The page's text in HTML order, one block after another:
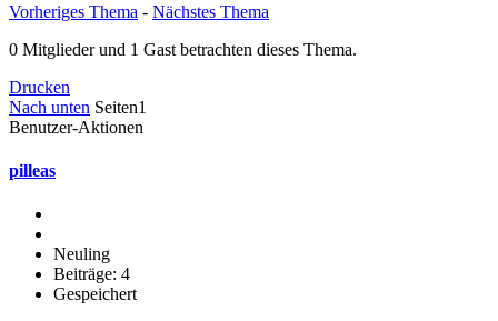
Vorheriges Thema - Nächstes Thema
0 Mitglieder und 1 Gast betrachten dieses Thema.
Drucken
Nach unten Seiten1
Benutzer-Aktionen
pilleas
Neuling
Beiträge: 4
Gespeichert